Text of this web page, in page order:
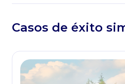
Casos de éxito